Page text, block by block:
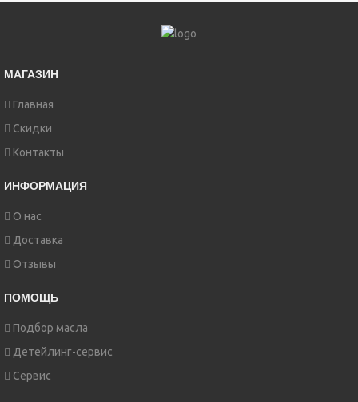
МАГАЗИН
Главная
Скидки
Контакты
ИНФОРМАЦИЯ
О нас
Доставка
Отзывы
ПОМОЩЬ
Подбор масла
Детейлинг-сервис
Сервис